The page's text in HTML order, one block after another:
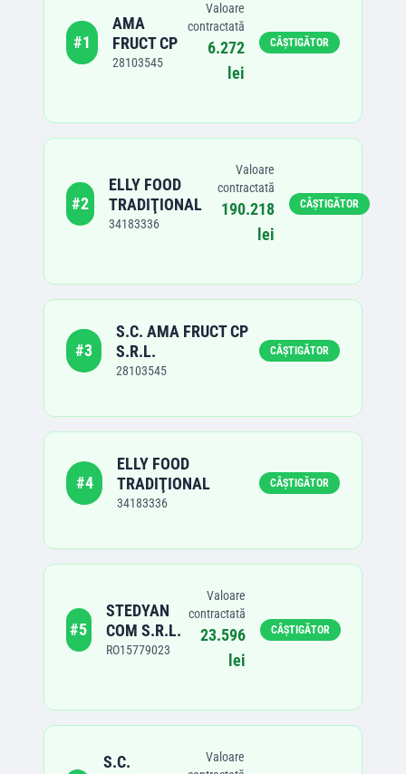
#1
AMA
FRUCT CP
28103545
Valoare
contractată
6.272
lei
CÂȘTIGĂTOR
#2
ELLY FOOD
TRADIŢIONAL
34183336
Valoare
contractată
190.218
lei
CÂȘTIGĂTOR
#3
S.C. AMA FRUCT CP
S.R.L.
28103545
CÂȘTIGĂTOR
#4
ELLY FOOD
TRADIŢIONAL
34183336
CÂȘTIGĂTOR
#5
STEDYAN
COM S.R.L.
RO15779023
Valoare
contractată
23.596
lei
CÂȘTIGĂTOR
S.C.
Valoare